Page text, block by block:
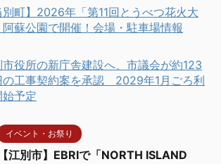
別町】2026年「第11回とうべつ花火大
蘇公園で開催！会場・駐車場情報
市役所の新庁舎建設へ、市議会が約123
の工事契約案を承認 2029年1月ごろ利
始予定
イベント・お祭り
【江別市】EBRIで「NORTH ISLAND